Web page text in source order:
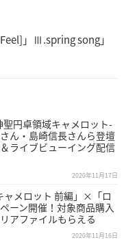
」Ⅲ.spring song」
聖円卓領域キャメロット-
ん・島崎信長さんら登壇
ライブビューイング配信
2020年11月17日
ャメロット 前編」×「ロ
ーン開催！対象商品購入
アファイルもらえる
2020年11月16日